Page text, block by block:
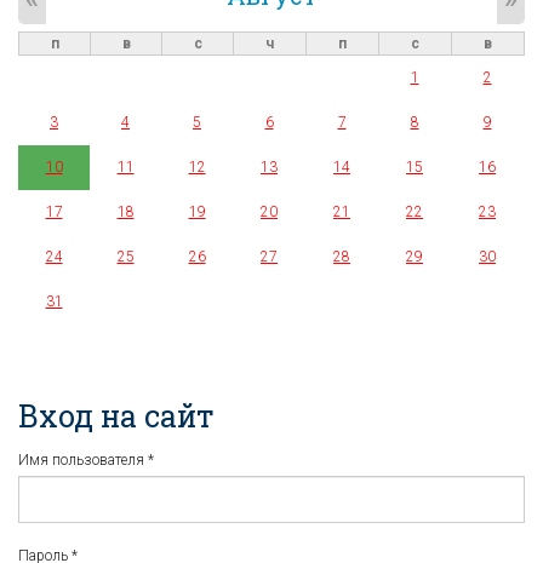
п в с ч п с
в
1
2
3 4 5 6 7 8 9
10 11 12 13 14 15 16
17 18 19 20 21 22 23
24 25 26 27 28 29 30
31
Вход на сайт
Имя пользователя *
Пароль *